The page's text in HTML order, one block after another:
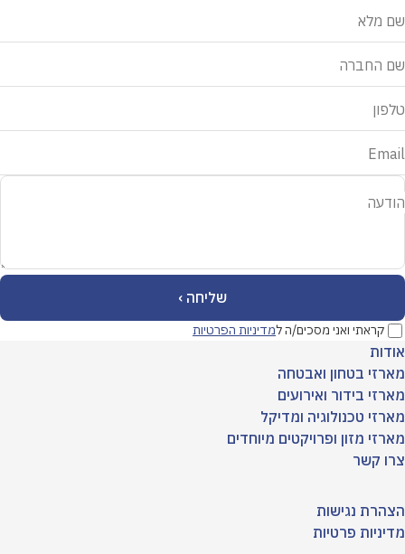
שם מלא
שם החברה
טלפון
Email
הודעה
תמלא
זה
קראתי ואני מסכים/ה למדיניות הפרטיות
אודות
מארזי בטחון ואבטחה
מארזי בידור ואירועים
מארזי טכנולוגיה ומדיקל
מארזי מזון ופרויקטים מיוחדים
צרו קשר
הצהרת נגישות
מדיניות פרטיות